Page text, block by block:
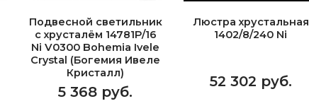
Подвесной светильник
с хрусталём 14781P/16
Ni V0300 Bohemia Ivele
Crystal (Богемия Ивеле
Кристалл)
5 368 руб.
Люстра хрустальная
1402/8/240 Ni
52 302 руб.